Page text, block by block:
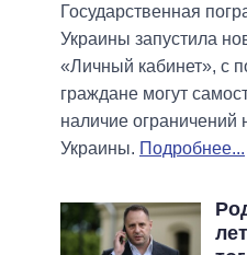
Государственная
Украины запустила
«Личный кабинет», с
граждане могут
наличие ограничений
Украины. Подробнее...